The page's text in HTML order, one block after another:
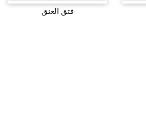
فتق العنق